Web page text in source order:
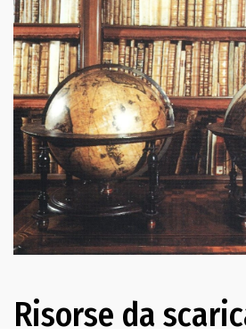
Risorse da